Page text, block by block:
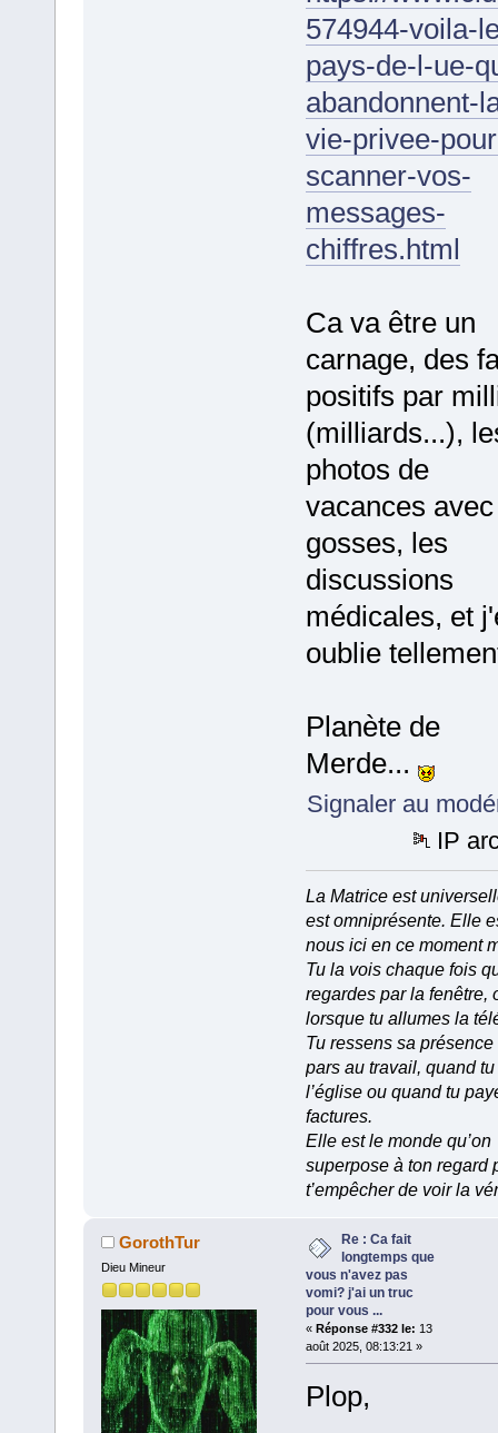
574944-voila-
pays-de-l-ue-
abandonnent-
vie-privee-
scanner-vos-
messages-
chiffres.html
Ca va être un
carnage, des
positifs par
(milliards...),
photos de
vacances
gosses, les
discussions
médicales, et
oublie
Planète de
Merde...
Signaler au
IP
La Matrice est
est omniprésente. Elle
nous ici en ce moment
Tu la vois chaque fois
regardes par la fenêtre,
lorsque tu allumes la
Tu ressens sa
pars au travail, quand
l’église ou quand tu
factures.
Elle est le monde qu’on
superpose à ton regard
t’empêcher de voir la
GorothTur
Dieu Mineur
Re : Ca fait
longtemps que
vous n'avez pas
vomi? j'ai un truc
pour vous ...
« Réponse #332 le: 13
août 2025, 08:13:21 »
Plop,